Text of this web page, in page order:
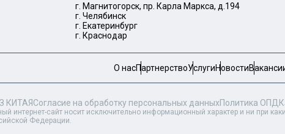
г. Магнитогорск, пр. Карла Маркса, д.194
г. Челябинск
г. Екатеринбург
г. Краснодар
О насПартнерствоУслугиНовости
КИТАЯСогласие на обработку персональных данныхПолитика ОПД
интернет-сайт носит исключительно информационный характер и ни при
Федерации.